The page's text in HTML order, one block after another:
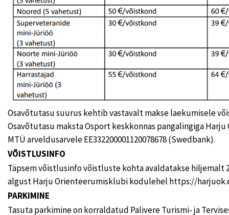
Osavõtutasu suurus kehtib vastavalt makse laekumisele
Osavõtutasu maksta Osport keskkonnas pangalingiga
MTÜ arveldusarvele EE332200001120078678 (Swedbank).
VÕISTLUSINFO
Täpsem võistlusinfo võistluste kohta avaldatakse hiljemalt
algust Harju Orienteerumisklubi kodulehel https://
PARKIMINE
Tasuta parkimine on korraldatud Palivere Turismi- ja